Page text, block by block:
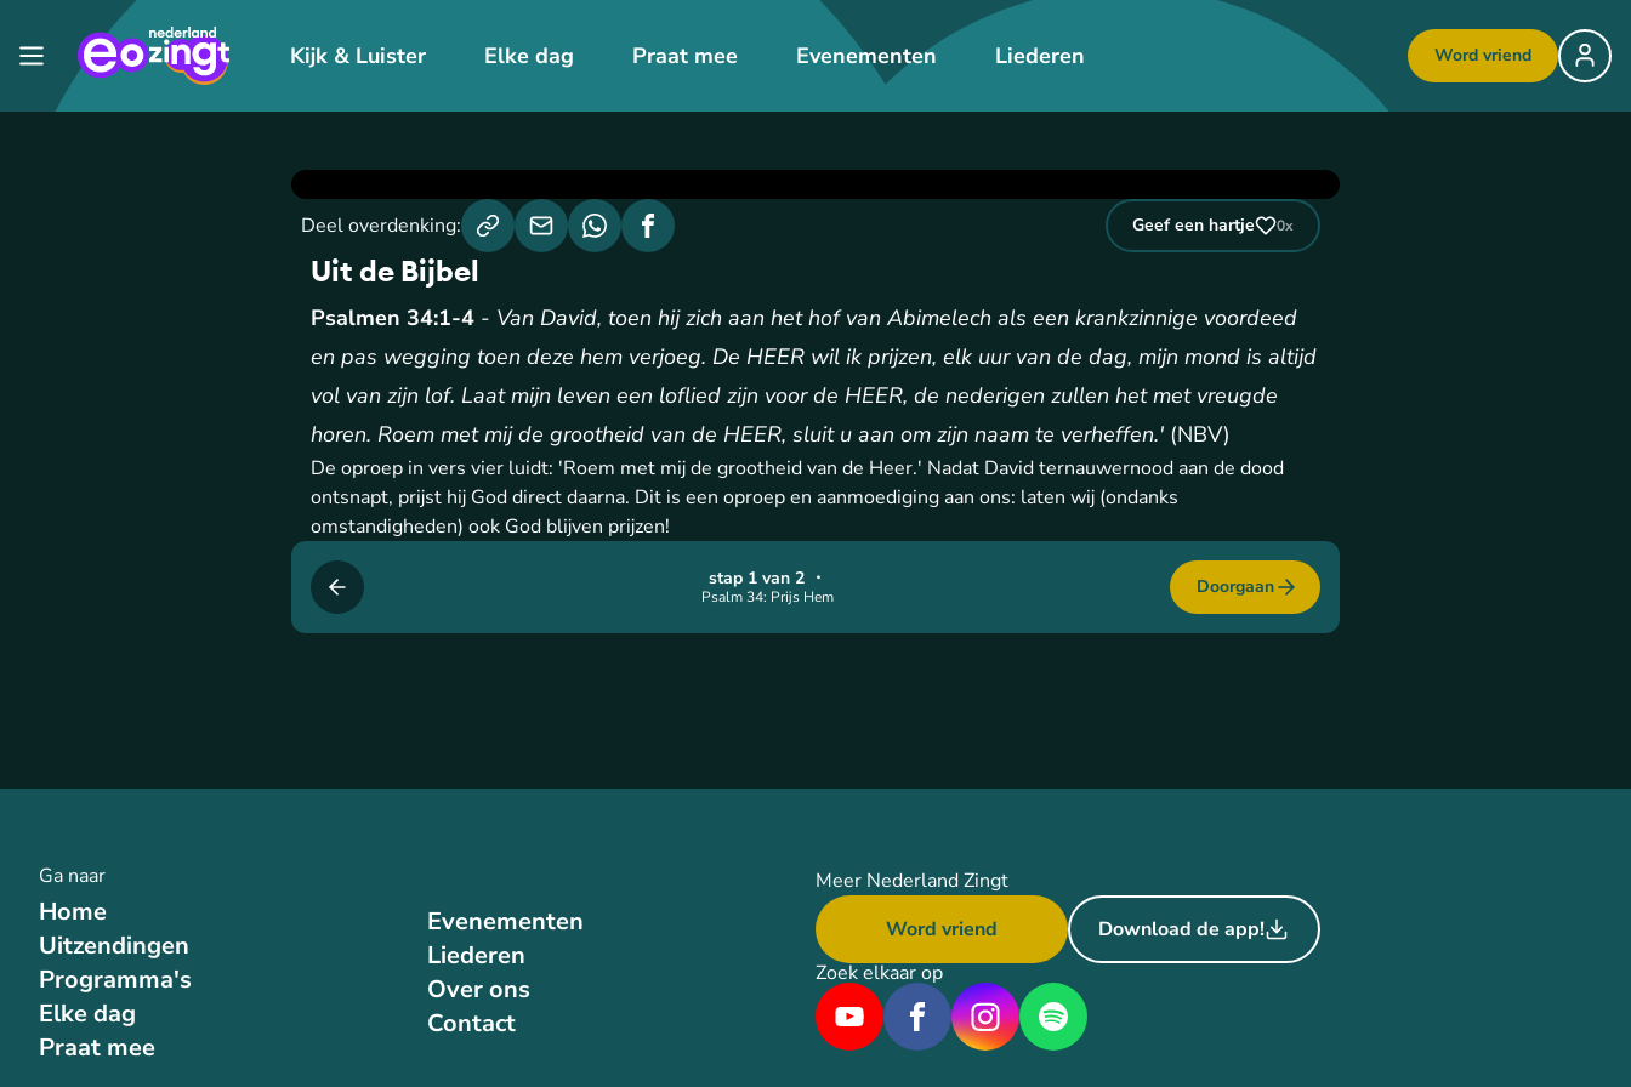
Kijk & Luister Elke dag Praat mee Evenementen Liederen Word vriend
Psalm 34: Prijs Hem
stap 1 van 2・ Doorgaan
Deel overdenking: Geef een hartje 0x
Uit de Bijbel
Psalmen 34:1-4 - Van David, toen hij zich aan het hof van Abimelech als een krankzinnige voordeed
en pas wegging toen deze hem verjoeg. De HEER wil ik prijzen, elk uur van de dag, mijn mond is altijd
vol van zijn lof. Laat mijn leven een loflied zijn voor de HEER, de nederigen zullen het met vreugde
horen. Roem met mij de grootheid van de HEER, sluit u aan om zijn naam te verheffen.' (NBV)
De oproep in vers vier luidt: 'Roem met mij de grootheid van de Heer.' Nadat David ternauwernood aan de dood
ontsnapt, prijst hij God direct daarna. Dit is een oproep en aanmoediging aan ons: laten wij (ondanks
omstandigheden) ook God blijven prijzen!
Ga naar
Home
Uitzendingen
Programma's
Elke dag
Praat mee
Evenementen
Liederen
Over ons
Contact
Meer Nederland Zingt
Word vriend
Download de app!
Zoek elkaar op